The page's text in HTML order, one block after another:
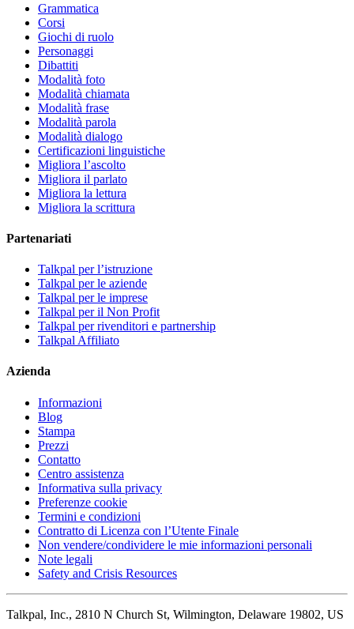
Grammatica
Corsi
Giochi di ruolo
Personaggi
Dibattiti
Modalità foto
Modalità chiamata
Modalità frase
Modalità parola
Modalità dialogo
Certificazioni linguistiche
Migliora l’ascolto
Migliora il parlato
Migliora la lettura
Migliora la scrittura
Partenariati
Talkpal per l’istruzione
Talkpal per le aziende
Talkpal per le imprese
Talkpal per il Non Profit
Talkpal per rivenditori e partnership
Talkpal Affiliato
Azienda
Informazioni
Blog
Stampa
Prezzi
Contatto
Centro assistenza
Informativa sulla privacy
Preferenze cookie
Termini e condizioni
Contratto di Licenza con l’Utente Finale
Non vendere/condividere le mie informazioni personali
Note legali
Safety and Crisis Resources
Talkpal, Inc., 2810 N Church St, Wilmington, Delaware 19802, US